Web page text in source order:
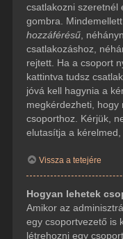
csatlakozni szeretnél
gombra.
hozzáférésű,
csatlakozáshoz,
rejtett. Ha a csoport
kattintva tudsz
jóvá kell hagynia a
megkérdezheti, hogy
csoporthoz. Kérjük,
elutasítja a
Vissza a tetejére
Hogyan lehetek
Amikor az
egy csoportvezető is
létrehozni egy